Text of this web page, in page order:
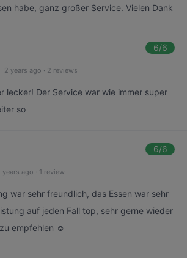
habe, ganz großer Service. Vielen Dank
6/6
2 years ago · 2 reviews
lecker! Der Service war wie immer super
so
6/6
years ago · 1 review
war sehr freundlich, das Essen war sehr
auf jeden Fall top, sehr gerne wieder
empfehlen ☺️